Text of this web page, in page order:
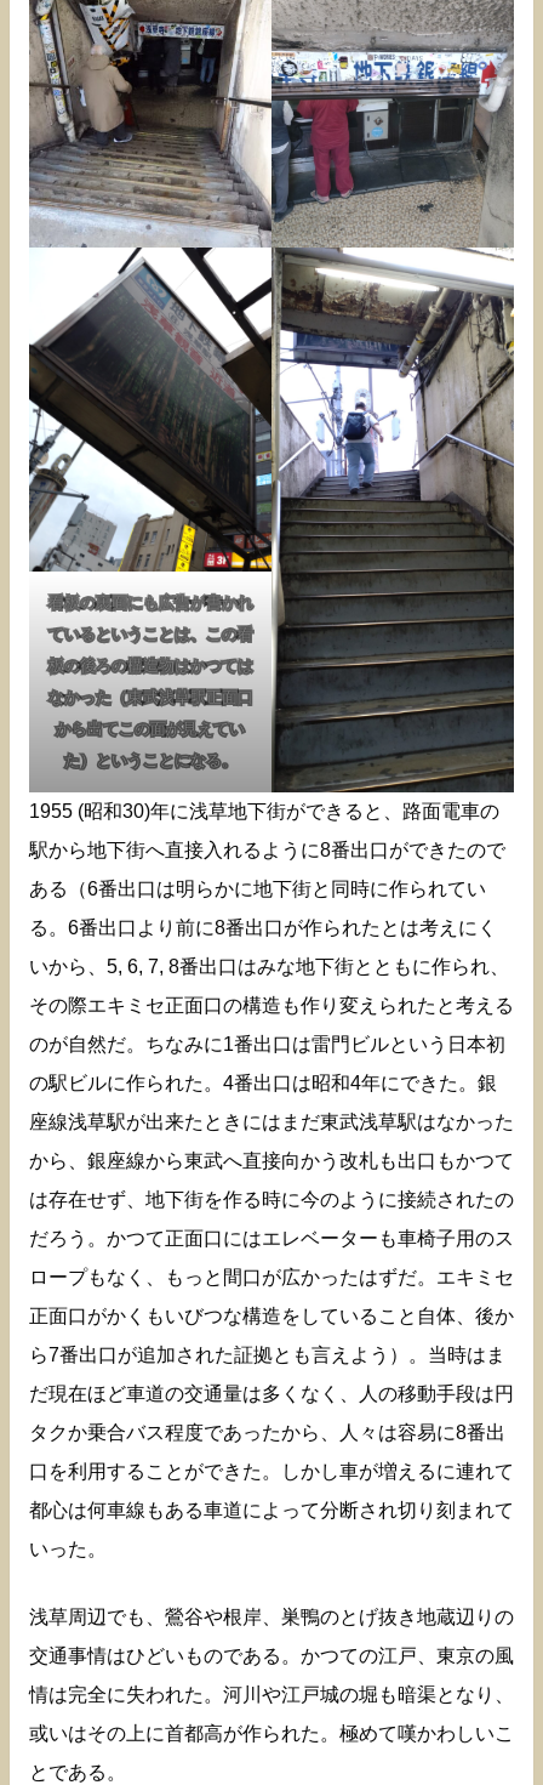
看板の裏面にも広告が書かれ
ているということは、この看
板の後ろの構造物はかつては
なかった（東武浅草駅正面口
から出てこの面が見えてい
た）ということになる。
1955 (昭和30)年に浅草地下街ができると、路面電車の
駅から地下街へ直接入れるように8番出口ができたので
ある（6番出口は明らかに地下街と同時に作られてい
る。6番出口より前に8番出口が作られたとは考えにく
いから、5, 6, 7, 8番出口はみな地下街とともに作られ、
その際エキミセ正面口の構造も作り変えられたと考える
のが自然だ。ちなみに1番出口は雷門ビルという日本初
の駅ビルに作られた。4番出口は昭和4年にできた。銀
座線浅草駅が出来たときにはまだ東武浅草駅はなかった
から、銀座線から東武へ直接向かう改札も出口もかつて
は存在せず、地下街を作る時に今のように接続されたの
だろう。かつて正面口にはエレベーターも車椅子用のス
ロープもなく、もっと間口が広かったはずだ。エキミセ
正面口がかくもいびつな構造をしていること自体、後か
ら7番出口が追加された証拠とも言えよう）。当時はま
だ現在ほど車道の交通量は多くなく、人の移動手段は円
タクか乗合バス程度であったから、人々は容易に8番出
口を利用することができた。しかし車が増えるに連れて
都心は何車線もある車道によって分断され切り刻まれて
いった。
浅草周辺でも、鶯谷や根岸、巣鴨のとげ抜き地蔵辺りの
交通事情はひどいものである。かつての江戸、東京の風
情は完全に失われた。河川や江戸城の堀も暗渠となり、
或いはその上に首都高が作られた。極めて嘆かわしいこ
とである。